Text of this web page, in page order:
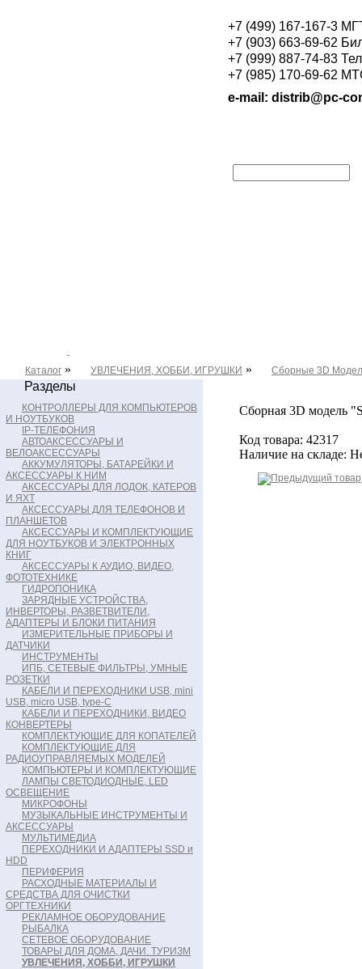
+7 (499) 167-167-3
+7 (903) 663-69-62
+7 (999) 887-74-83
+7 (985) 170-69-62
e-mail: distrib@pc-
Каталог » УВЛЕЧЕНИЯ, ХОББИ, ИГРУШКИ » Сборные 3D
Разделы
КОНТРОЛЛЕРЫ ДЛЯ КОМПЬЮТЕРОВ
И НОУТБУКОВ
IP-ТЕЛЕФОНИЯ
АВТОАКСЕССУАРЫ И
ВЕЛОАКСЕССУАРЫ
АККУМУЛЯТОРЫ, БАТАРЕЙКИ И
АКСЕССУАРЫ К НИМ
АКСЕССУАРЫ ДЛЯ ЛОДОК, КАТЕРОВ
И ЯХТ
АКСЕССУАРЫ ДЛЯ ТЕЛЕФОНОВ И
ПЛАНШЕТОВ
АКСЕССУАРЫ И КОМПЛЕКТУЮЩИЕ
ДЛЯ НОУТБУКОВ И ЭЛЕКТРОННЫХ
КНИГ
АКСЕССУАРЫ К АУДИО, ВИДЕО,
ФОТОТЕХНИКЕ
ГИДРОПОНИКА
ЗАРЯДНЫЕ УСТРОЙСТВА,
ИНВЕРТОРЫ, РАЗВЕТВИТЕЛИ,
АДАПТЕРЫ И БЛОКИ ПИТАНИЯ
ИЗМЕРИТЕЛЬНЫЕ ПРИБОРЫ И
ДАТЧИКИ
ИНСТРУМЕНТЫ
ИПБ, СЕТЕВЫЕ ФИЛЬТРЫ, УМНЫЕ
РОЗЕТКИ
КАБЕЛИ И ПЕРЕХОДНИКИ USB, mini
USB, micro USB, type-C
КАБЕЛИ И ПЕРЕХОДНИКИ, ВИДЕО
КОНВЕРТЕРЫ
КОМПЛЕКТУЮЩИЕ ДЛЯ КОПАТЕЛЕЙ
КОМПЛЕКТУЮЩИЕ ДЛЯ
РАДИОУПРАВЛЯЕМЫХ МОДЕЛЕЙ
КОМПЬЮТЕРЫ И КОМПЛЕКТУЮЩИЕ
ЛАМПЫ СВЕТОДИОДНЫЕ, LED
ОСВЕЩЕНИЕ
МИКРОФОНЫ
МУЗЫКАЛЬНЫЕ ИНСТРУМЕНТЫ И
АКСЕССУАРЫ
МУЛЬТИМЕДИА
ПЕРЕХОДНИКИ И АДАПТЕРЫ SSD и
HDD
ПЕРИФЕРИЯ
РАСХОДНЫЕ МАТЕРИАЛЫ И
СРЕДСТВА ДЛЯ ОЧИСТКИ
ОРГТЕХНИКИ
РЕКЛАМНОЕ ОБОРУДОВАНИЕ
РЫБАЛКА
СЕТЕВОЕ ОБОРУДОВАНИЕ
ТОВАРЫ ДЛЯ ДОМА, ДАЧИ. ТУРИЗМ
УВЛЕЧЕНИЯ, ХОББИ, ИГРУШКИ
Сборная 3D модель
Код товара: 42317
Наличие на складе: